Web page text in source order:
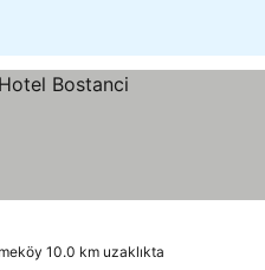
10.0 km uzaklıkta